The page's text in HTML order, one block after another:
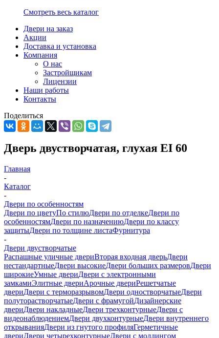
Смотреть весь каталог
Двери на заказ
Акции
Доставка и установка
Компания
О нас
Застройщикам
Лицензии
Наши работы
Контакты
Поделиться
Дверь двустворчатая, глухая EI 60
Главная
-
Каталог
-
Двери по особенностям
Двери по цветуПо стилюДвери по отделкеДвери по
особенностямДвери по назначениюДвери по классу
защитыДвери по толщине листаФурнитура
-
Двери двустворчатые
Распашные уличные двериВторая входная дверьДвери
нестандартныеДвери высокиеДвери больших размеровДвери
широкиеУмные двериДвери с электронными
замкамиЭлитные двериАрочные двериРешетчатые
двериДвери с терморазрывомДвери одностворчатыеДвери
полуторастворчатыеДвери с фрамугойДизайнерские
двериДвери накладныеДвери трехконтурныеДвери с
видеонаблюдениемДвери двухконтурныеДвери внутреннего
открыванияДвери из гнутого профиляГерметичные
двериДвери четырехконтурныеДвери с молдингом